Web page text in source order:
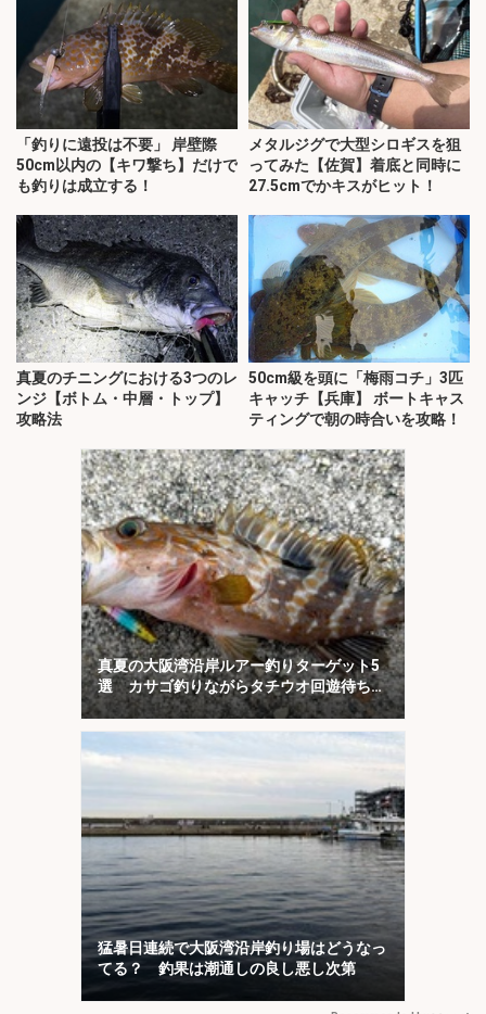
「釣りに遠投は不要」 岸壁際
50cm以内の【キワ撃ち】だけで
も釣りは成立する！
メタルジグで大型シロギスを狙
ってみた【佐賀】着底と同時に
27.5cmでかキスがヒット！
真夏のチニングにおける3つのレ
ンジ【ボトム・中層・トップ】
攻略法
50cm級を頭に「梅雨コチ」3匹
キャッチ【兵庫】 ボートキャス
ティングで朝の時合いを攻略！
真夏の大阪湾沿岸ルアー釣りターゲット5
選 カサゴ釣りながらタチウオ回遊待ちが
オススメ？
猛暑日連続で大阪湾沿岸釣り場はどうなっ
てる？ 釣果は潮通しの良し悪し次第